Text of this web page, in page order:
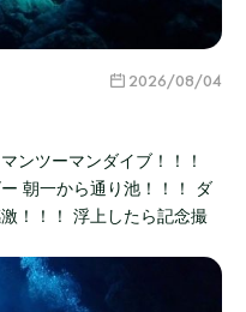
2026/08/04
ンツーマンダイブ！！！
朝一から通り池！！！ ダ
！！！ 浮上したら記念撮